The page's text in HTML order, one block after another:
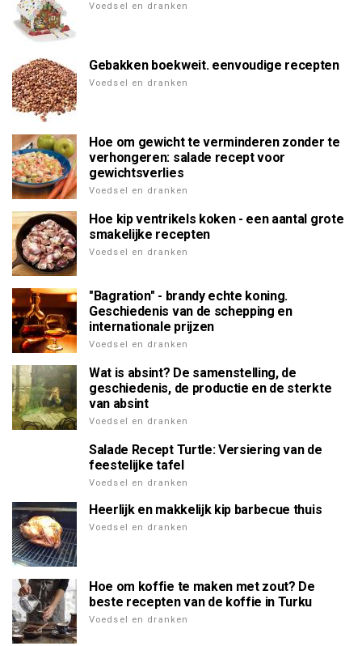
Voedsel en dranken
Gebakken boekweit. eenvoudige recepten
Voedsel en dranken
Hoe om gewicht te verminderen zonder te
verhongeren: salade recept voor
gewichtsverlies
Voedsel en dranken
Hoe kip ventrikels koken - een aantal grote
smakelijke recepten
Voedsel en dranken
"Bagration" - brandy echte koning.
Geschiedenis van de schepping en
internationale prijzen
Voedsel en dranken
Wat is absint? De samenstelling, de
geschiedenis, de productie en de sterkte
van absint
Voedsel en dranken
Salade Recept Turtle: Versiering van de
feestelijke tafel
Voedsel en dranken
Heerlijk en makkelijk kip barbecue thuis
Voedsel en dranken
Hoe om koffie te maken met zout? De
beste recepten van de koffie in Turku
Voedsel en dranken